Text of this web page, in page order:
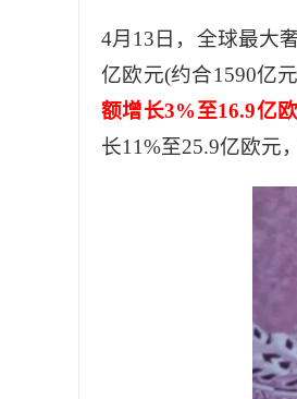
4月13日，全球最大
亿欧元(约合1590亿
额增长3%至16.9亿
长11%至25.9亿欧元